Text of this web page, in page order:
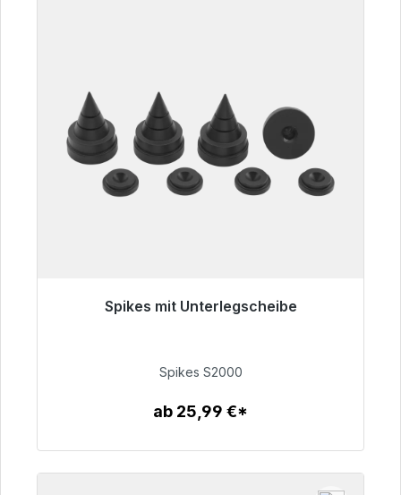
Spikes mit Unterlegscheibe
51,49 €
Spikes S2000
ab 25,99 €*